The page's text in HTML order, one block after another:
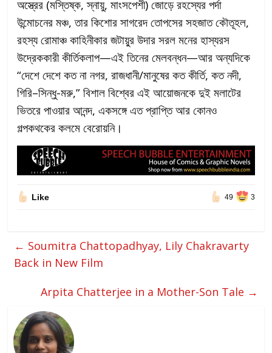
অস্ত্রের (মস্তিষ্ক, স্নায়ু, মাংসপেশী) জোড়ে রহস্যের পর্দা
উন্মোচনের মঞ্চ, তার কিশোর সাগরেদ তোপসের সহজাত কৌতূহল,
রহস্য রোমাঞ্চ কাহিনীকার জটায়ু্র উদার সরল মনের হাস্যরস
উদ্রেককারী কীর্তিকলাপ—এই তিনের মেলবন্ধন—আর অন্যদিকে
“দেশে দেশে কত না নগর, রাজধানী/মানুষের কত কীর্তি, কত নদী,
গিরি–সিন্ধু-মরু,” বিশাল বিশ্বের এই আয়োজনকে দুই মলাটের
ভিতরে পাওয়ার আনন্দ, একসঙ্গে এত প্রাপ্তি আর কোনও
গল্পকথকের কলমে বেরোয়নি।
Like 49 3
← Soumitra Chattopadhyay, Lily Chakravarty
Back in New Film
Arpita Chatterjee in a Mother-Son Tale →